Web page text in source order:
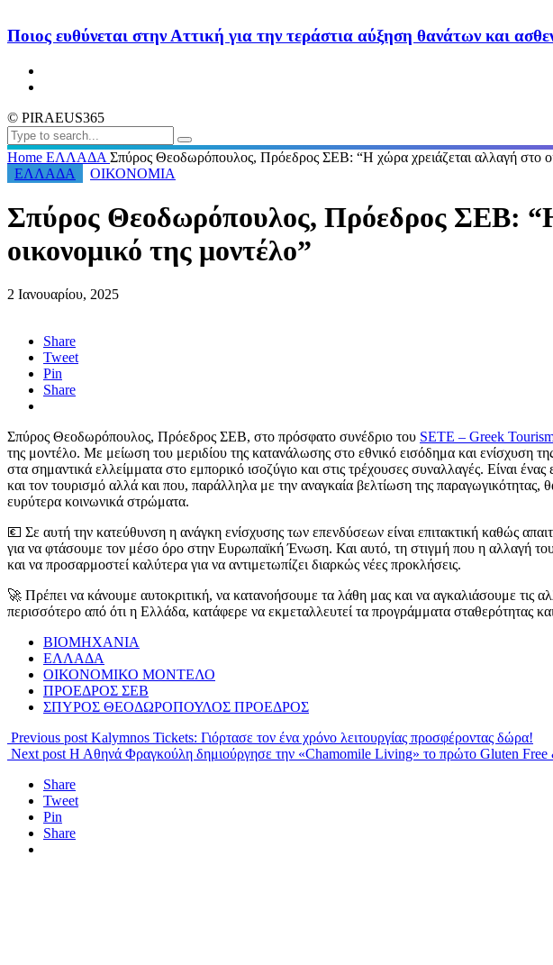
Ποιος ευθύνεται στην Αττική για την τεράστια αύξηση θανάτων και
© PIRAEUS365
Home ΕΛΛΑΔΑ Σπύρος Θεοδωρόπουλος, Πρόεδρος ΣΕΒ: “Η χώρα χρειάζεται αλλαγή στο
ΕΛΛΑΔΑ
ΟΙΚΟΝΟΜΙΑ
Σπύρος Θεοδωρόπουλος, Πρόεδρος ΣΕΒ:
οικονομικό της μοντέλο”
2 Ιανουαρίου, 2025
Share
Tweet
Pin
Share
Σπύρος Θεοδωρόπουλος, Πρόεδρος ΣΕΒ, στο πρόσφατο συνέδριο του SETE – Greek
της μοντέλο. Με μείωση του μεριδίου της κατανάλωσης στο εθνικό εισόδημα και ενίσχυση
στα σημαντικά ελλείμματα στο εμπορικό ισοζύγιο και στις τρέχουσες συναλλαγές. Είναι
και τον τουρισμό αλλά και που, παράλληλα με την αναγκαία βελτίωση της παραγωγικότητας,
ευρύτερα κοινωνικά στρώματα.
💶 Σε αυτή την κατεύθυνση η ανάγκη ενίσχυσης των επενδύσεων είναι επιτακτική καθώς
για να φτάσουμε τον μέσο όρο στην Ευρωπαϊκή Ένωση. Και αυτό, τη στιγμή που η αλλαγή του
και να προσαρμοστεί καλύτερα για να αντιμετωπίζει διαρκώς νέες προκλήσεις.
🚀 Πρέπει να κάνουμε αυτοκριτική, να κατανοήσουμε τα λάθη μας και να αγκαλιάσουμε τις
περισσότερο από ότι η Ελλάδα, κατάφερε να εκμεταλλευτεί τα προγράμματα σταθερότητας
ΒΙΟΜΗΧΑΝΙΑ
ΕΛΛΑΔΑ
ΟΙΚΟΝΟΜΙΚΟ ΜΟΝΤΕΛΟ
ΠΡΟΕΔΡΟΣ ΣΕΒ
ΣΠΥΡΟΣ ΘΕΟΔΩΡΟΠΟΥΛΟΣ ΠΡΟΕΔΡΟΣ
Previous post Kalymnos Tickets: Γιόρτασε τον ένα χρόνο λειτουργίας προσφέροντας δώρα!
Next post Η Αθηνά Φραγκούλη δημιούργησε την «Chamomile Living» το πρώτο Gluten
Share
Tweet
Pin
Share